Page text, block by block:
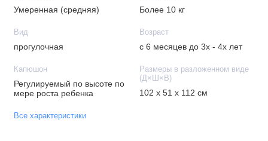
Умеренная (средняя) Более 10 кг
Вид
прогулочная
Возраст
с 6 месяцев до 3х - 4х лет
Капюшон
Регулируемый по высоте по
мере роста ребенка
Размеры в разложенном виде
(Д×Ш×В)
102 х 51 х 112 см
Все характеристики